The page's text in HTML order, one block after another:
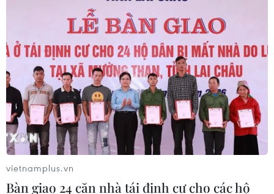
TIN CÙNG CHUYÊN MỤC
Xung đột Israel-Hamas: Ít nhất 300
trẻ em thiệt mạng trong 300 ngày
qua
06/08/2026 22:56
vietnamplus.vn
Bàn giao 24 căn nhà tái định cư cho các hộ